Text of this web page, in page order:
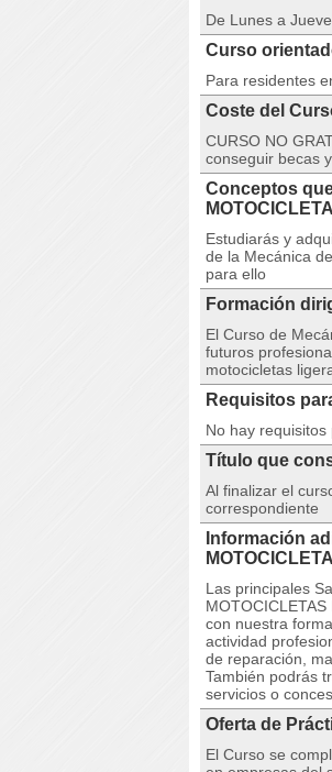
De Lunes a
Curso
Para residentes
Coste del
CURSO NO
conseguir becas
Conceptos
Estudiarás y
de la Mecánica
para ello
Formación
El Curso de
futuros
motocicletas
Requisitos
No hay requisitos
Título que
Al finalizar el
correspondiente
Información
Las principales
con nuestra
actividad
de reparación,
También podrás
servicios o
Oferta de
El Curso se